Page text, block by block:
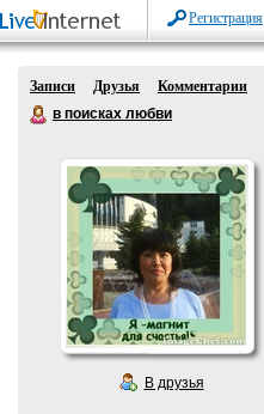
Регистрация
Записи Друзья
Комментарии
в поисках любви
В друзья